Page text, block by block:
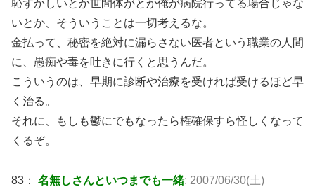
恥ずかしいとか世間体がとか俺が病院行ってる場合じゃな
いとか、そういうことは一切考えるな。
金払って、秘密を絶対に漏らさない医者という職業の人間
に、愚痴や毒を吐きに行くと思うんだ。
こういうのは、早期に診断や治療を受ければ受けるほど早
く治る。
それに、もしも鬱にでもなったら権確保すら怪しくなって
くるぞ。
83： 名無しさんといつまでも一緒: 2007/06/30(土)